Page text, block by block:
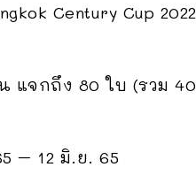
Century Cup 2022
แจกถึง 80 ใบ (รวม 40
– 12 มิ.ย. 65